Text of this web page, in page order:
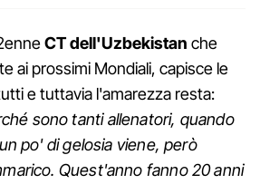
CT dell'Uzbekistan che
ai prossimi Mondiali, capisce le
e tuttavia l'amarezza resta:
sono tanti allenatori, quando
po' di gelosia viene, però
Quest'anno fanno 20 anni